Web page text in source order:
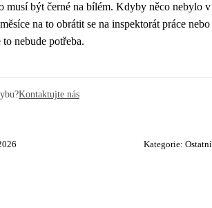
musí být černé na bílém. Kdyby něco nebylo v
na to obrátit se na inspektorát práce nebo
nebude potřeba.
Kontaktujte nás
Kategorie: Ostatní